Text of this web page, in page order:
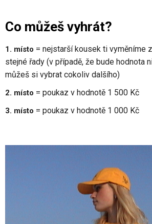
Co můžeš vyhrát?
1. místo = nejstarší kousek ti vyměníme
stejné řady (v případě, že bude hodnota
můžeš si vybrat cokoliv dalšího)
2. místo = poukaz v hodnotě 1 500 Kč
3. místo = poukaz v hodnotě 1 000 Kč